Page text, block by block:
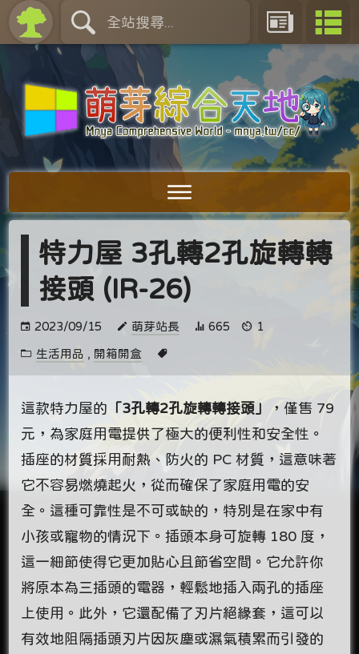
特力屋 3孔轉2孔旋轉轉
接頭 (IR-26)
2023/09/15 萌芽站長 665 1
生活用品 , 開箱開盒
這款特力屋的 「3孔轉2孔旋轉轉接頭」
，僅售 79
元，為家庭用電提供了極大的便利性和安全性。
插座的材質採用耐熱、防火的 PC 材質，這意味著
它不容易燃燒起火，從而確保了家庭用電的安
全。這種可靠性是不可或缺的，特別是在家中有
小孩或寵物的情況下。插頭本身可旋轉 180 度，
這一細節使得它更加貼心且節省空間。它允許你
將原本為三插頭的電器，輕鬆地插入兩孔的插座
上使用。此外，它還配備了刃片絕緣套，這可以
有效地阻隔插頭刃片因灰塵或濕氣積累而引發的